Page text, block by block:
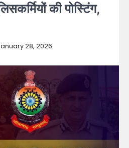
की पोस्टिंग,
28, 2026